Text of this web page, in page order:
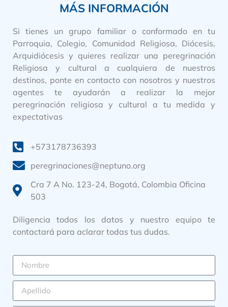
MÁS INFORMACIÓN
Si tienes un grupo familiar o conformado en tu
Parroquia, Colegio, Comunidad Religiosa, Diócesis,
Arquidiócesis y quieres realizar una peregrinación
Religiosa y cultural a cualquiera de nuestros
destinos, ponte en contacto con nosotros y nuestros
agentes te ayudarán a realizar la mejor
peregrinación religiosa y cultural a tu medida y
expectativas
+573178736393
peregrinaciones@neptuno.org
Cra 7 A No. 123-24, Bogotá, Colombia Oficina
503
Diligencia todos los datos y nuestro equipo te
contactará para aclarar todas tus dudas.